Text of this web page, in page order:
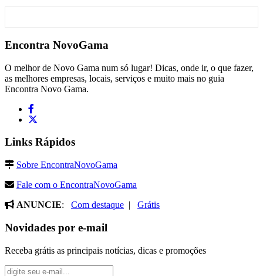
Encontra NovoGama
O melhor de Novo Gama num só lugar! Dicas, onde ir, o que fazer,
as melhores empresas, locais, serviços e muito mais no guia
Encontra Novo Gama.
Links Rápidos
Sobre EncontraNovoGama
Fale com o EncontraNovoGama
ANUNCIE: Com destaque | Grátis
Novidades por e-mail
Receba grátis as principais notícias, dicas e promoções